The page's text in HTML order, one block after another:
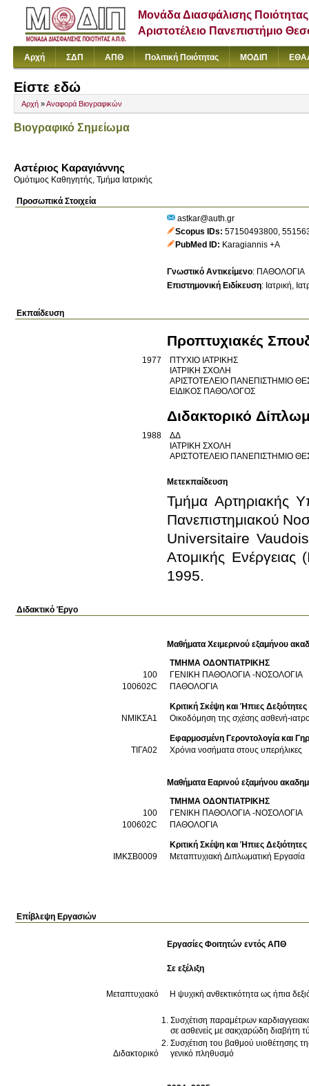
Μονάδα Διασφάλισης Ποιότητας
Αριστοτέλειο Πανεπιστήμιο
Αρχή ΣΔΠ ΑΠΘ Πολιτική Ποιότητας ΜΟΔΙΠ
Είστε εδώ
Αρχή »Αναφορά Βιογραφικών
Βιογραφικό Σημείωμα
Αστέριος Καραγιάννης
Ομότιμος Καθηγητής, Τμήμα Ιατρικής
Προσωπικά Στοιχεία
astkar@auth.gr
Scopus IDs 57150493800,
PubMed ID
Karagiannis +A
Γνωστικό Αντικείμενο: ΠΑΘΟΛΟΓΙΑ
Επιστημονική Ειδίκευση: Ιατρική
Εκπαίδευση
Προπτυχιακές
1977
ΠΤΥΧΙΟ ΙΑΤΡΙΚΗΣ
ΙΑΤΡΙΚΗ ΣΧΟΛΗ
ΑΡΙΣΤΟΤΕΛΕΙΟ ΠΑΝΕΠΙΣΤΗΜΙΟ
ΕΙΔΙΚΟΣ ΠΑΘΟΛΟΓΟΣ
Διδακτορικό
1988
ΔΔ
ΙΑΤΡΙΚΗ ΣΧΟΛΗ
ΑΡΙΣΤΟΤΕΛΕΙΟ ΠΑΝΕΠΙΣΤΗΜΙΟ
Μετεκπαίδευση
Τμήμα Αρτηριακής
Πανεπιστημιακού
Universitaire
Ατομικής
1995.
Διδακτικό Έργο
Μαθήματα Χειμερινού εξαμήνου
ΤΜΗΜΑ ΟΔΟΝΤΙΑΤΡΙΚΗΣ
100
ΓΕΝΙΚΗ ΠΑΘΟΛΟΓΙΑ -ΝΟΣΟΛΟΓΙΑ
100602C
ΠΑΘΟΛΟΓΙΑ
Κριτική Σκέψη και Ήπιες
ΝΜΙΚΣΑ1
Οικοδόμηση της σχέσης ασθενή-
Εφαρμοσμένη Γεροντολογία και
ΤΙΓΑ02
Χρόνια νοσήματα στους υπερήλικες
Μαθήματα Εαρινού εξαμήνου
ΤΜΗΜΑ ΟΔΟΝΤΙΑΤΡΙΚΗΣ
100
ΓΕΝΙΚΗ ΠΑΘΟΛΟΓΙΑ -ΝΟΣΟΛΟΓΙΑ
100602C
ΠΑΘΟΛΟΓΙΑ
Κριτική Σκέψη και Ήπιες
ΙΜΚΣΒ0009
Μεταπτυχιακή Διπλωματική Εργασία
Επίβλεψη Εργασιών
Εργασίες Φοιτητών εντός ΑΠΘ
Σε εξέλιξη
Μεταπτυχιακό Η ψυχική ανθεκτικότητα ως ήπια
Διδακτορικό
Συσχέτιση παραμέτρων
σε ασθενείς με σακχαρώδη διαβήτη
Συσχέτιση του βαθμού υιοθέτησης
γενικό πληθυσμό